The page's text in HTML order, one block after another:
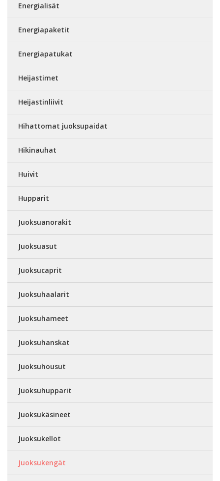
Energialisät
Energiapaketit
Energiapatukat
Heijastimet
Heijastinliivit
Hihattomat juoksupaidat
Hikinauhat
Huivit
Hupparit
Juoksuanorakit
Juoksuasut
Juoksucaprit
Juoksuhaalarit
Juoksuhameet
Juoksuhanskat
Juoksuhousut
Juoksuhupparit
Juoksukäsineet
Juoksukellot
Juoksukengät